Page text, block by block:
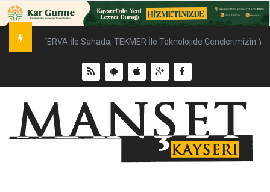
“ERVA İle Sahada, TEKMER İle Teknolojide Gençlerimizin